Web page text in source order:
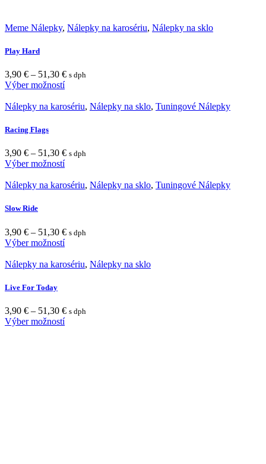
Meme Nálepky, Nálepky na karosériu, Nálepky na sklo
Play Hard
3,90 € – 51,30 € s dph
Výber možností
Nálepky na karosériu, Nálepky na sklo, Tuningové Nálepky
Racing Flags
3,90 € – 51,30 € s dph
Výber možností
Nálepky na karosériu, Nálepky na sklo, Tuningové Nálepky
Slow Ride
3,90 € – 51,30 € s dph
Výber možností
Nálepky na karosériu, Nálepky na sklo
Live For Today
3,90 € – 51,30 € s dph
Výber možností